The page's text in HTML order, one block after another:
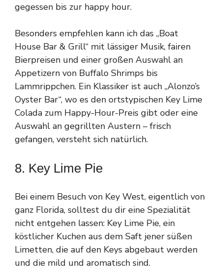
gegessen bis zur happy hour.
Besonders empfehlen kann ich das „Boat
House Bar & Grill“ mit lässiger Musik, fairen
Bierpreisen und einer großen Auswahl an
Appetizern von Buffalo Shrimps bis
Lammrippchen. Ein Klassiker ist auch „Alonzo’s
Oyster Bar“, wo es den ortstypischen Key Lime
Colada zum Happy-Hour-Preis gibt oder eine
Auswahl an gegrillten Austern – frisch
gefangen, versteht sich natürlich.
8. Key Lime Pie
Bei einem Besuch von Key West, eigentlich von
ganz Florida, solltest du dir eine Spezialität
nicht entgehen lassen: Key Lime Pie, ein
köstlicher Kuchen aus dem Saft jener süßen
Limetten, die auf den Keys abgebaut werden
und die mild und aromatisch sind.